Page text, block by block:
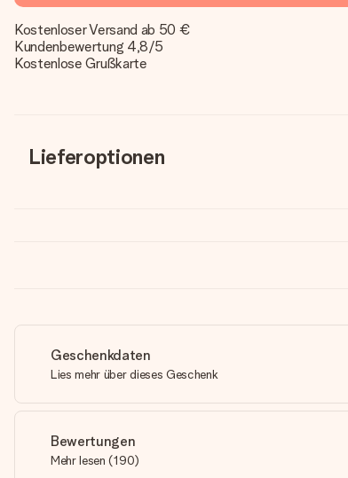
Kostenloser Versand ab 50 €
Kundenbewertung 4,8/5
Kostenlose Grußkarte
Lieferoptionen
Geschenkdaten
Lies mehr über dieses Geschenk
Bewertungen
Mehr lesen (190)